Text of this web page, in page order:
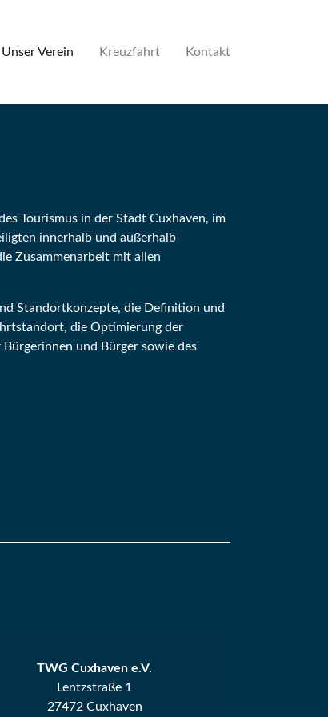
Unser Verein Kreuzfahrt Kontakt
Tourismus in der Stadt Cuxhaven, im
innerhalb und außerhalb
Zusammenarbeit mit allen
Standortkonzepte, die Definition und
die Optimierung der
und Bürger sowie des
TWG Cuxhaven e.V.
Lentzstraße 1
27472 Cuxhaven